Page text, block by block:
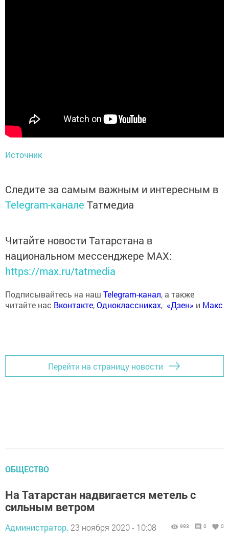
Источник
Следите за самым важным и интересным в
Telegram-канале Татмедиа
Читайте новости Татарстана в
национальном мессенджере MАХ:
https://max.ru/tatmedia
Подписывайтесь на наш Telegram-канал, а также
читайте нас Вконтакте,Одноклассниках, «Дзен» и Макс
Перейти на страницу новости
ОБЩЕСТВО
На Татарстан надвигается метель с
сильным ветром
Администратор, 23 ноября 2020 - 10:08 993 0 0